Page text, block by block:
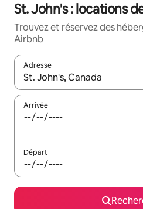
St. John's : locations
Trouvez et réservez des
Airbnb
Adresse
Lorsque les résultats
Arrivée
Départ